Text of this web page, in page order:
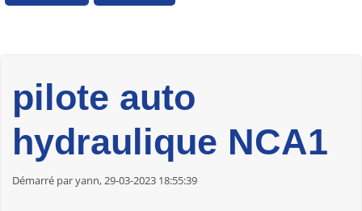
pilote auto
hydraulique NCA1
Démarré par yann, 29-03-2023 18:55:39